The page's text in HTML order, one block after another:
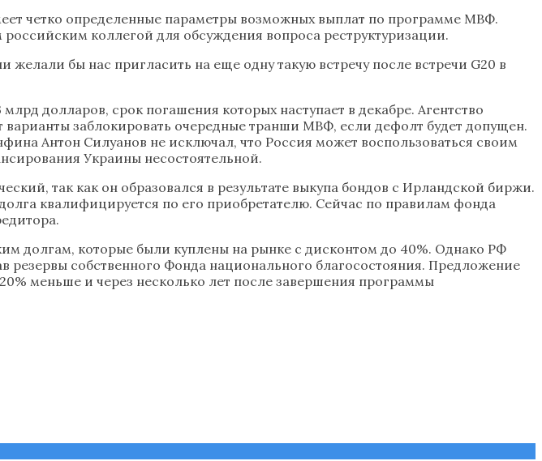
четко определенные параметры возможных выплат по программе МВФ.
коллегой для обсуждения вопроса реструктуризации.
бы нас пригласить на еще одну такую встречу после встречи G20 в
долларов, срок погашения которых наступает в декабре. Агентство
заблокировать очередные транши МВФ, если дефолт будет допущен.
Антон Силуанов не исключал, что Россия может воспользоваться своим
Украины несостоятельной.
так как он образовался в результате выкупа бондов с Ирландской биржи.
квалифицируется по его приобретателю. Сейчас по правилам фонда
долгам, которые были куплены на рынке с дисконтом до 40%. Однако РФ
собственного Фонда национального благосостояния. Предложение
меньше и через несколько лет после завершения программы